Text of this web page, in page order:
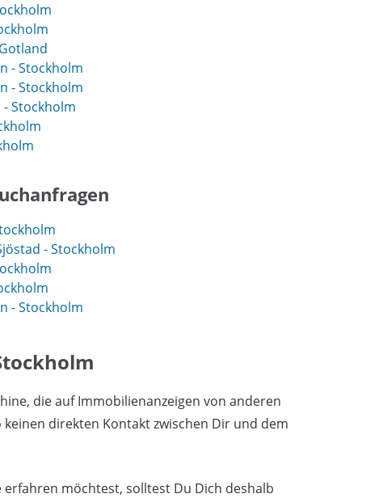
- Stockholm
- Stockholm
Stockholm
- Stockholm
- Stockholm
die auf Immobilienanzeigen von anderen
direkten Kontakt zwischen Dir und dem
möchtest, solltest Du Dich deshalb